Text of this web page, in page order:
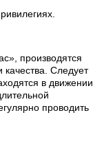
производятся
качества. Следует
в движении
проводить